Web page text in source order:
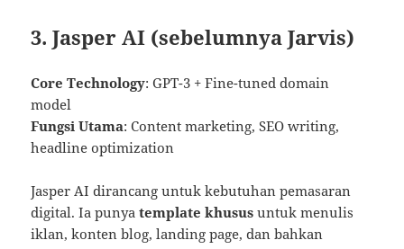
3. Jasper AI (sebelumnya Jarvis)
Core Technology: GPT-3 + Fine-tuned domain
model
Fungsi Utama: Content marketing, SEO writing,
headline optimization
Jasper AI dirancang untuk kebutuhan pemasaran
digital. Ia punyatemplate khusus untuk menulis
iklan, konten blog, landing page, dan bahkan